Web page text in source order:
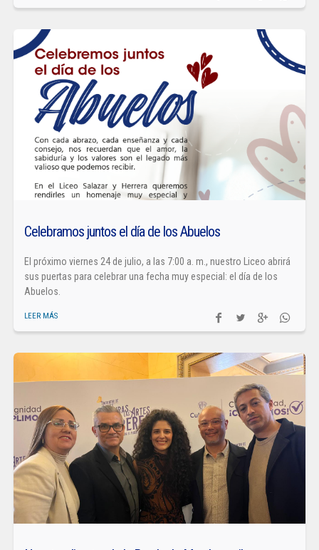
Celebramos juntos el día de los Abuelos
El próximo viernes 24 de julio, a las 7:00 a. m., nuestro Liceo abrirá
sus puertas para celebrar una fecha muy especial: el día de los
Abuelos.
LEER MÁS